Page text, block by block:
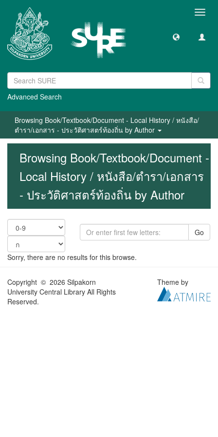
Advanced Search
Browsing Book/Textbook/Document - Local History / หนังสือ/
ตำรา/เอกสาร - ประวัติศาสตร์ท้องถิ่น by Author
Browsing Book/Textbook/Document -
Local History / หนังสือ/ตำรา/เอกสาร
- ประวัติศาสตร์ท้องถิ่น by Author
Go
Sorry, there are no results for this browse.
Copyright © 2026 Silpakorn
University Central Library All Rights
Reserved.
Theme by